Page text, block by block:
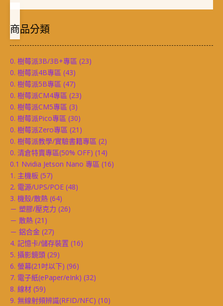
商品分類
0. 樹莓派3B/3B+專區 (23)
0. 樹莓派4B專區 (43)
0. 樹莓派5B專區 (47)
0. 樹莓派CM4專區 (23)
0. 樹莓派CM5專區 (3)
0. 樹莓派Pico專區 (30)
0. 樹莓派Zero專區 (21)
0. 樹莓派教學/實驗書籍專區 (2)
0. 清倉特賣專區(50% OFF) (14)
0.1 Nvidia Jetson Nano 專區 (16)
1. 主機板 (57)
2. 電源/UPS/POE (48)
3. 機殼/散熱 (64)
－ 塑膠/壓克力 (26)
－ 散熱 (21)
－ 鋁合金 (27)
4. 記憶卡/儲存裝置 (16)
5. 攝影鏡頭 (29)
6. 螢幕(21吋以下) (96)
7. 電子紙(ePaper/eInk) (32)
8. 線材 (59)
9. 無線射頻辨識(RFID/NFC) (10)